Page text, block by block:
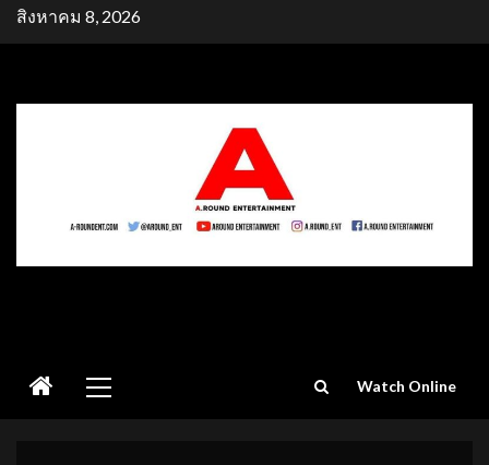
Skipสิงหาคม 8, 2026
Menu
Watch Online